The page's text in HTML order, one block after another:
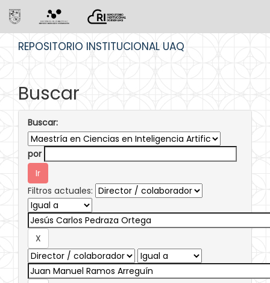
REPOSITORIO INSTITUCIONAL UAQ
Buscar
Buscar:
por
Filtros actuales: